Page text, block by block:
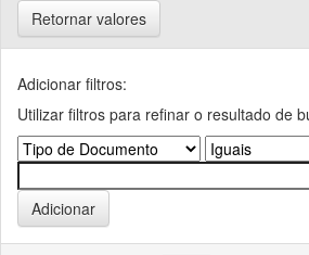
Retornar valores
Adicionar filtros:
Utilizar filtros para refinar o resultado de